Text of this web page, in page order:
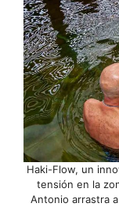
Haki-Flow, un
tensión en la
Antonio arrastra